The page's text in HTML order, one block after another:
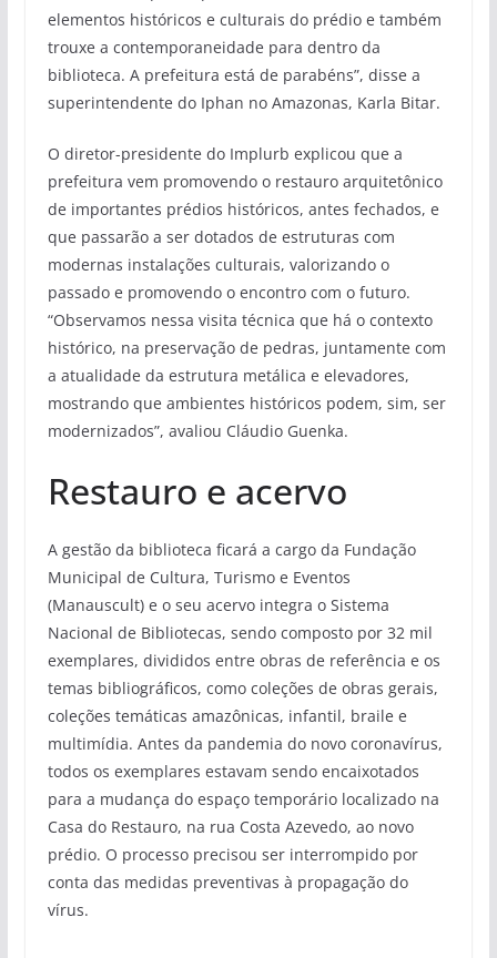
elementos históricos e culturais do prédio e também
trouxe a contemporaneidade para dentro da
biblioteca. A prefeitura está de parabéns”, disse a
superintendente do Iphan no Amazonas, Karla Bitar.
O diretor-presidente do Implurb explicou que a
prefeitura vem promovendo o restauro arquitetônico
de importantes prédios históricos, antes fechados, e
que passarão a ser dotados de estruturas com
modernas instalações culturais, valorizando o
passado e promovendo o encontro com o futuro.
“Observamos nessa visita técnica que há o contexto
histórico, na preservação de pedras, juntamente com
a atualidade da estrutura metálica e elevadores,
mostrando que ambientes históricos podem, sim, ser
modernizados”, avaliou Cláudio Guenka.
Restauro e acervo
A gestão da biblioteca ficará a cargo da Fundação
Municipal de Cultura, Turismo e Eventos
(Manauscult) e o seu acervo integra o Sistema
Nacional de Bibliotecas, sendo composto por 32 mil
exemplares, divididos entre obras de referência e os
temas bibliográficos, como coleções de obras gerais,
coleções temáticas amazônicas, infantil, braile e
multimídia. Antes da pandemia do novo coronavírus,
todos os exemplares estavam sendo encaixotados
para a mudança do espaço temporário localizado na
Casa do Restauro, na rua Costa Azevedo, ao novo
prédio. O processo precisou ser interrompido por
conta das medidas preventivas à propagação do
vírus.